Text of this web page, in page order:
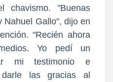
chavismo. "Buenas
Nahuel Gallo", dijo en
"Recién ahora
Yo pedí un
mi testimonio e
darle las gracias al